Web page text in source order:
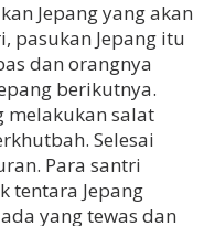
Jepang yang akan
pasukan Jepang itu
dan orangnya
berikutnya.
melakukan salat
Selesai
Para santri
tentara Jepang
yang tewas dan